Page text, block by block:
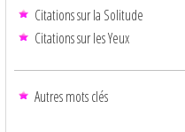
Citations sur la Solitude
Citations sur les Yeux
Autres mots clés